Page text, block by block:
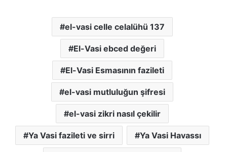
el-vasi celle celalühü 137
El-Vasi ebced değeri
El-Vasi Esmasının fazileti
el-vasi mutluluğun şifresi
el-vasi zikri nasıl çekilir
Ya Vasi fazileti ve sirri Ya Vasi Havassı